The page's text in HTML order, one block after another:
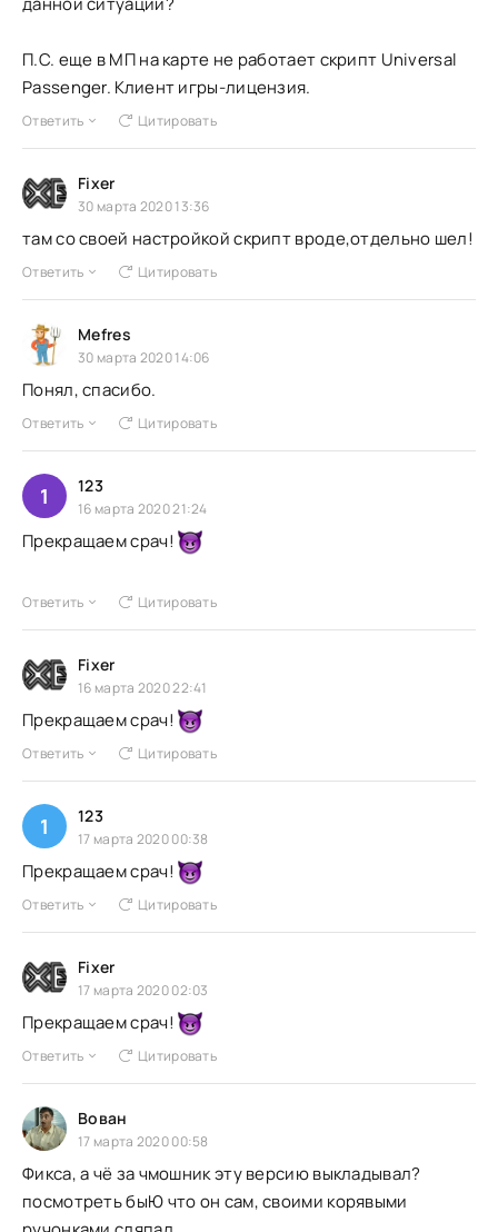
П.С. еще в МП на карте не работает скрипт Universal
Passenger. Клиент игры-лицензия.
Ответить Цитировать
Fixer
30 марта 2020 13:36
там со своей настройкой скрипт вроде,отдельно шел!
Ответить Цитировать
Mefres
30 марта 2020 14:06
Понял, спасибо.
Ответить Цитировать
1 123
16 марта 2020 21:24
Прекращаем срач!
Ответить Цитировать
Fixer
16 марта 2020 22:41
Прекращаем срач!
Ответить Цитировать
1 123
17 марта 2020 00:38
Прекращаем срач!
Ответить Цитировать
Fixer
17 марта 2020 02:03
Прекращаем срач!
Ответить Цитировать
Вован
17 марта 2020 00:58
Фикса, а чё за чмошник эту версию выкладывал?
посмотреть быЮ что он сам, своими корявыми